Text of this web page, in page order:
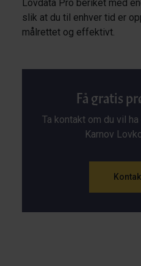
Lovdata Pro beriket med
slik at du til enhver tid er
målrettet og effektivt.
Få gratis
Ta kontakt om du vil
Karnov